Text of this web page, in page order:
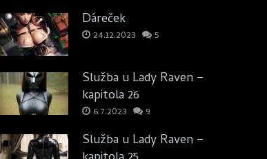
Dáreček
24.12.2023 5
Služba u Lady Raven –
kapitola 26
6.7.2023 9
Služba u Lady Raven –